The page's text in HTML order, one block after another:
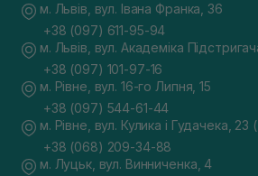
м. Львів, вул. Івана Франка, 36
+38 (097) 611-95-94
м. Львів, вул. Академіка
+38 (097) 101-97-16
м. Рівне, вул. 16-го Липня, 15
+38 (097) 544-61-44
м. Рівне, вул. Кулика і Гудачека,
+38 (068) 209-34-88
м. Луцьк, вул. Винниченка, 4